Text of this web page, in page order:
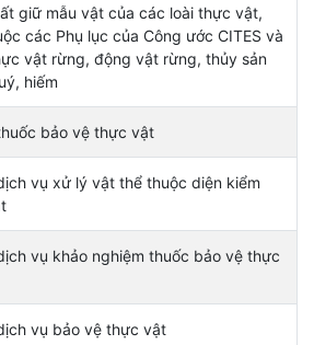
giữ mẫu vật của các loài thực vật,
các Phụ lục của Công ước CITES và
vật rừng, động vật rừng, thủy sản
hiếm
bảo vệ thực vật
vụ xử lý vật thể thuộc diện kiểm
vụ khảo nghiệm thuốc bảo vệ thực
vụ bảo vệ thực vật